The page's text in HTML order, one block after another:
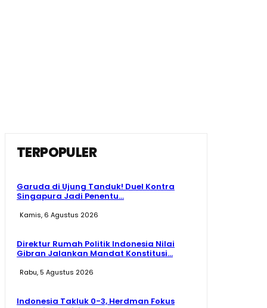
TERPOPULER
Garuda di Ujung Tanduk! Duel Kontra
Singapura Jadi Penentu...
Kamis, 6 Agustus 2026
Direktur Rumah Politik Indonesia Nilai
Gibran Jalankan Mandat Konstitusi...
Rabu, 5 Agustus 2026
Indonesia Takluk 0-3, Herdman Fokus